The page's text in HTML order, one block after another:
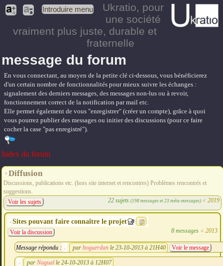
Introduire menu Ukratio, pour
une société
vraiment plus juste, durable et
fraternelle
message du forum
En vous connectant, au moyen de la petite clé ci-dessous, vous bénéficierez
d'un certain nombre de fonctionnalités pour mieux suivre les échanges :
signalement des derniers messages, des messages non-lus ou à revoir,
fonctionnement correct de la notification par mail etc.
Elle permet également de vous "enregistrer" (créer un compte), grâce à quoi
vous pourrez publier des messages ou initier des discussions (pour ce faire
cocher la case "pas enregistré").
Index du forum
Diffusion
Discussions, publications etc. (hors site internet et rencontres) Problèmes rencontrés et
suggestions.
22 sujets (198 messages et 23 méta-messages) < 2019
Voir les sujets
Sites pouvant faire connaître le projet
8 messages< 2013
Voir la discussion
Message répondu : par boguerdan le 23-10-2013 à 21H40 Voir le message
par Nagual le 24-10-2013 à 12H07